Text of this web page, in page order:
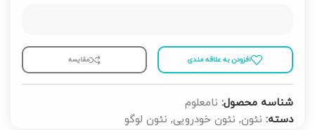
افزودن به علاقه مندی مقايسه
شناسه محصول: نامعلوم
دسته: نئون, نئون خودرویی, نئون لوگو